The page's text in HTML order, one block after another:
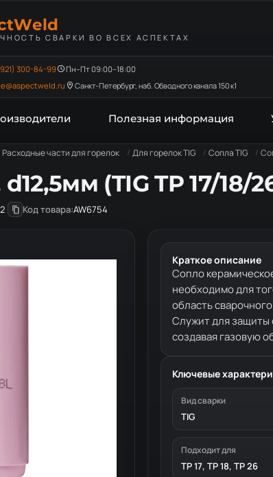
СВАРКИ ВО ВСЕХ АСПЕКТАХ
300-84-99
Пн–Пт 09:00–18:00
Санкт-Петербург, наб. Обводного канала 150 к1
Полезная информация
Расходные части для горелок Для горелок TIG Сопла TIG
(TIG TP 17/18/
Код товара:AW6754
Краткое описание
Сопло
необходимо для
область
Служит для защиты
создавая газовую
Ключевые
Вид сварки
TIG
Подходит для
TP 17, TP 18, TP 26